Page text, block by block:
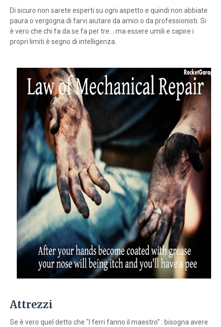
Di sicuro non sarete esperti su ogni aspetto e quindi non abbiate
paura o vergogna di farvi aiutare da amici o da professionisti. Si
è vero che chi fa da se fa per tre... ma essere umili e capire i
propri limiti è segno di intelligenza.
Attrezzi
Se è vero quel detto che "I ferri fanno il maestro" . bisogna avere